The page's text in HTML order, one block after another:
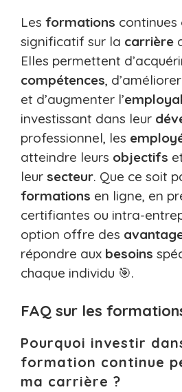
Les formations
significatif sur la carrière
Elles permettent
compétences,
et d’augmenter l’
investissant dans leur
professionnel, les
atteindre leurs objectifs
leur secteur. Que ce soit
formations en ligne, en
certifiantes ou intra-
option offre des
répondre aux besoins
chaque individu 🎯.
FAQ sur les
Pourquoi investir
formation continue
ma carrière ?